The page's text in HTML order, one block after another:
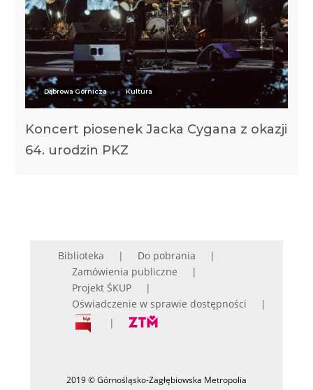
Dąbrowa Górnicza Kultura
Koncert piosenek Jacka Cygana z okazji
64. urodzin PKZ
Biblioteka
Do pobrania
Zamówienia publiczne
Projekt ŚKUP
Oświadczenie w sprawie dostępności
2019 © Górnośląsko-Zagłębiowska Metropolia